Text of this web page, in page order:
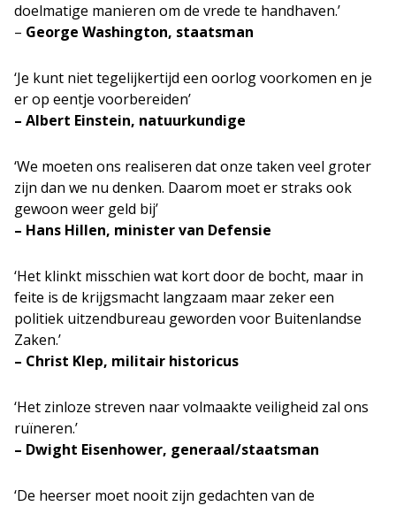
doelmatige manieren om de vrede te handhaven.’
– George Washington, staatsman
‘Je kunt niet tegelijkertijd een oorlog voorkomen en je
er op eentje voorbereiden’
– Albert Einstein, natuurkundige
‘We moeten ons realiseren dat onze taken veel groter
zijn dan we nu denken. Daarom moet er straks ook
gewoon weer geld bij’
– Hans Hillen, minister van Defensie
‘Het klinkt misschien wat kort door de bocht, maar in
feite is de krijgsmacht langzaam maar zeker een
politiek uitzendbureau geworden voor Buitenlandse
Zaken.’
– Christ Klep, militair historicus
‘Het zinloze streven naar volmaakte veiligheid zal ons
ruïneren.’
– Dwight Eisenhower, generaal/staatsman
‘De heerser moet nooit zijn gedachten van de